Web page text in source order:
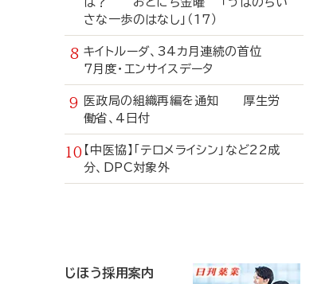
さな一歩のはなし」（17）
キイトルーダ、34カ月連続の首位
7月度・エンサイスデータ
医政局の組織再編を通知 厚生労
働省、4日付
【中医協】「テロメライシン」など22成
分、DPC対象外
じほう採用案内